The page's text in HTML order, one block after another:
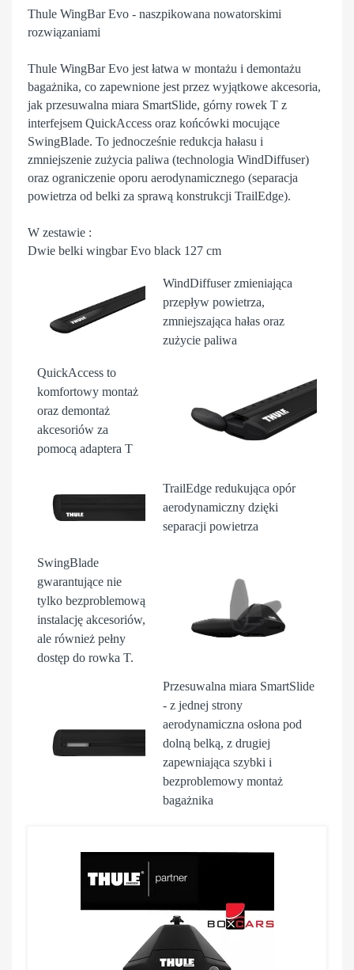
Thule WingBar Evo - naszpikowana nowatorskimi
rozwiązaniami
Thule WingBar Evo jest łatwa w montażu i demontażu
bagażnika, co zapewnione jest przez wyjątkowe akcesoria,
jak przesuwalna miara SmartSlide, górny rowek T z
interfejsem QuickAccess oraz końcówki mocujące
SwingBlade. To jednocześnie redukcja hałasu i
zmniejszenie zużycia paliwa (technologia WindDiffuser)
oraz ograniczenie oporu aerodynamicznego (separacja
powietrza od belki za sprawą konstrukcji TrailEdge).
W zestawie :
Dwie belki wingbar Evo black 127 cm
WindDiffuserzmieniająca
przepływ powietrza,
zmniejszająca hałas oraz
zużycie paliwa
QuickAccess to
komfortowy montaż
oraz demontaż
akcesoriów za
pomocą adaptera T
TrailEdge redukująca opór
aerodynamiczny dzięki
separacji powietrza
SwingBlade
gwarantujące nie
tylko bezproblemową
instalację akcesoriów,
ale również pełny
dostęp do rowka T.
Przesuwalna miara SmartSlide
- z jednej strony
aerodynamiczna osłona pod
dolną belką, z drugiej
zapewniająca szybki i
bezproblemowy montaż
bagażnika